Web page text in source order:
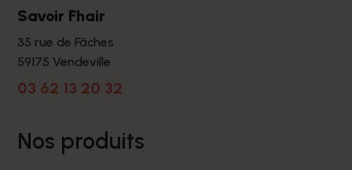
Savoir Fhair
35 rue de Fâches
59175 Vendeville
03 62 13 20 32
nos produits